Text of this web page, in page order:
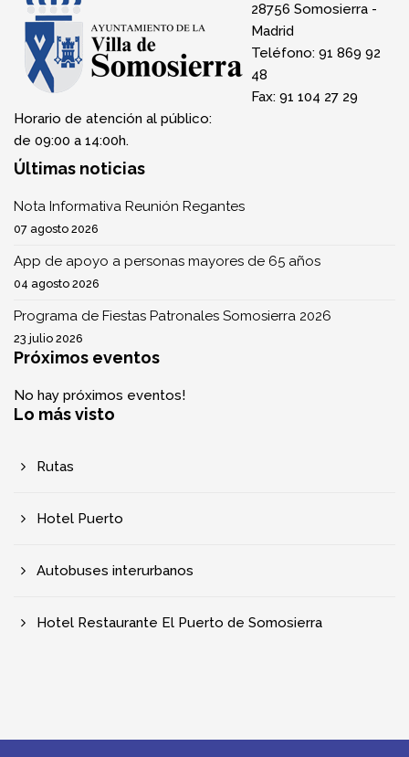
28756 Somosierra -
Madrid
Teléfono: 91 869 92
48
Fax: 91 104 27 29
Horario de atención al público:
de 09:00 a 14:00h.
Últimas noticias
Nota Informativa Reunión Regantes
07 agosto 2026
App de apoyo a personas mayores de 65 años
04 agosto 2026
Programa de Fiestas Patronales Somosierra 2026
23 julio 2026
Próximos eventos
No hay próximos eventos!
Lo más visto
Rutas
Hotel Puerto
Autobuses interurbanos
Hotel Restaurante El Puerto de Somosierra